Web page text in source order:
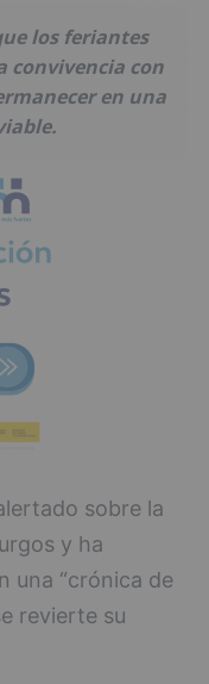
los feriantes
convivencia con
en una
sobre la
y ha
una “crónica de
revierte su